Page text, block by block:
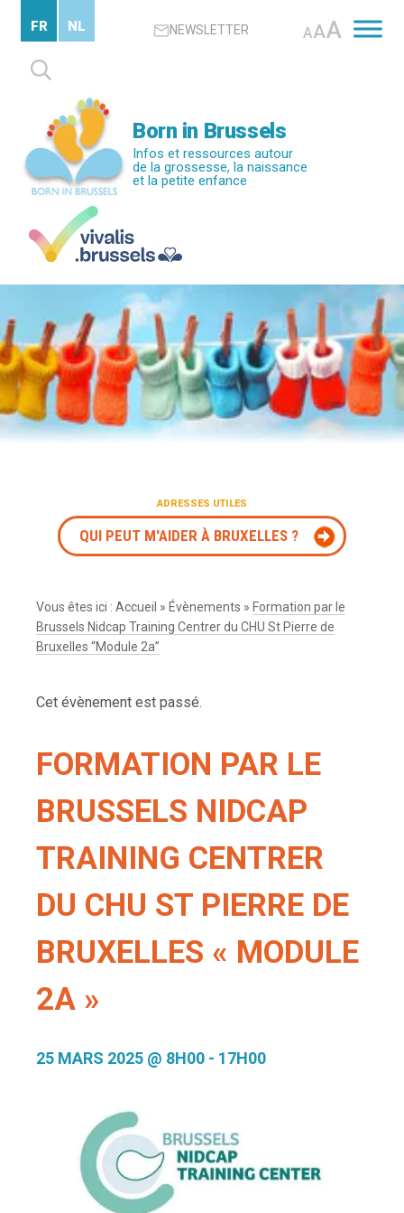
contenu
principal
NEWSLETTER AAA
Rechercher :
FR NL
Born in Brussels
Infos et ressources autour
de la grossesse, la naissance
et la petite enfance
ADRESSES UTILES
QUI PEUT M'AIDER À BRUXELLES ?
Vous êtes ici :Accueil » Évènements » Formation par le
Brussels Nidcap Training Centrer du CHU St Pierre de
Bruxelles “Module 2a”
Cet évènement est passé.
FORMATION PAR LE
BRUSSELS NIDCAP
TRAINING CENTRER
DU CHU ST PIERRE DE
BRUXELLES « MODULE
2A »
25 MARS 2025 @ 8H00 - 17H00